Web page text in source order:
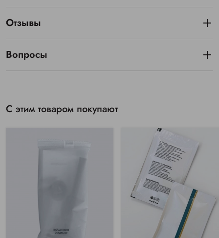
Отзывы
Вопросы
С этим товаром покупают